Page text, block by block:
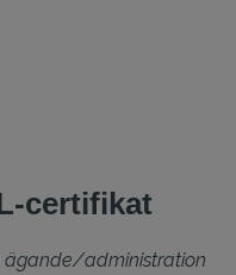
certifikat
ägande/administration